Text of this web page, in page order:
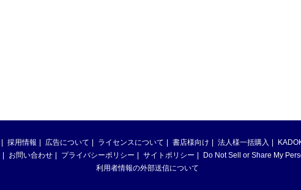
採用情報 広告について ライセンスについて 書店様向け 法人様一括購入
お問い合わせ プライバシーポリシー サイトポリシー
Do Not Sell or Share My
利用者情報の外部送信について